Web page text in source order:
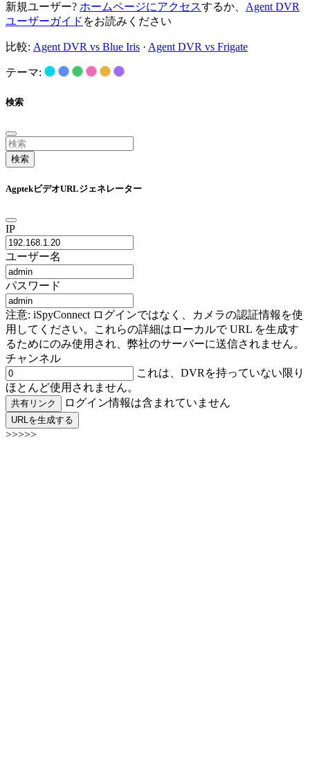
新規ユーザー? ホームページにアクセスするか、 Agent DVR
ユーザーガイド をお読みください
比較: Agent DVR vs Blue Iris · Agent DVR vs Frigate
テーマ:
検索
検索
AgptekビデオURLジェネレーター
IP
ユーザー名
パスワード
注意: iSpyConnect ログインではなく、カメラの認証情報を使
用してください。これらの詳細はローカルで URL を生成す
るためにのみ使用され、弊社のサーバーに送信されません。
チャンネル
これは、DVRを持っていない限り
ほとんど使用されません。
共有リンク ログイン情報は含まれていません
URLを生成する
>>>>>